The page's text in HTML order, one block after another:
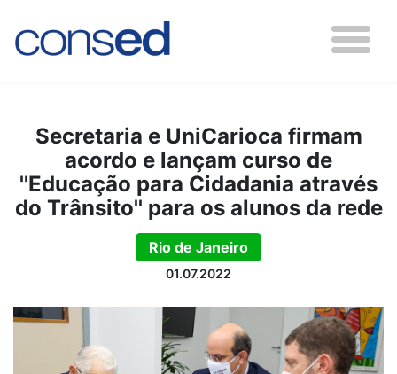
Secretaria e UniCarioca firmam
acordo e lançam curso de
''Educação para Cidadania através
do Trânsito'' para os alunos da rede
Rio de Janeiro
01.07.2022